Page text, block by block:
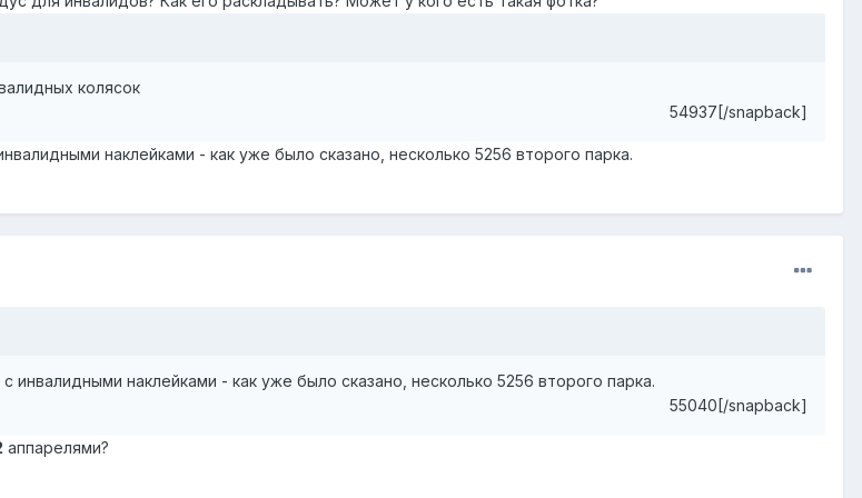
колясок
54937[/snapback]
наклейками - как уже было сказано, несколько 5256 второго парка.
наклейками - как уже было сказано, несколько 5256 второго парка.
55040[/snapback]
аппарелями?